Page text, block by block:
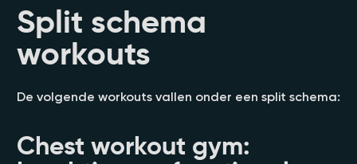
Split schema
workouts
De volgende workouts vallen onder een split schema:
Chest workout gym: